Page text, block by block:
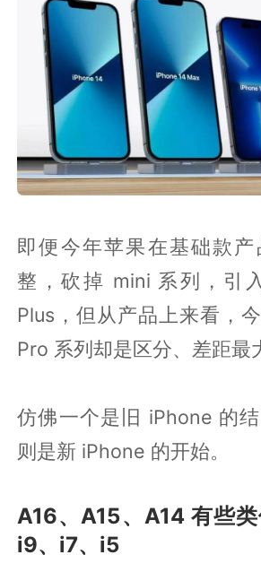
即便今年苹果在基础款产
整，砍掉 mini 系列，引
Plus，但从产品上来看，
Pro 系列却是区分、差距最
仿佛一个是旧 iPhone 的
则是新 iPhone 的开始。
A16、A15、A14 有些
i9、i7、i5